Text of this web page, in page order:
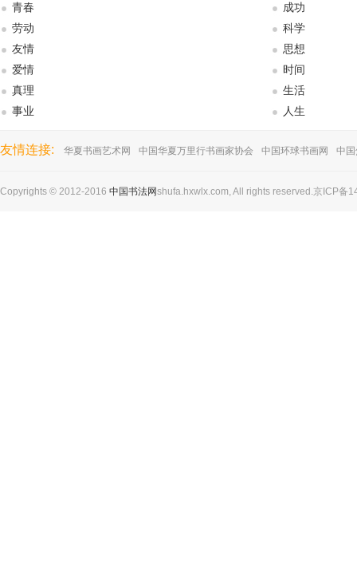
青春
成功
劳动
科学
友情
思想
爱情
时间
真理
生活
事业
人生
友情连接: 华夏书画艺术网 中国华夏万里行书画家协会 中国环球书画网 中
Copyrights © 2012-2016 中国书法网shufa.hxwlx.com, All rights reserved.京ICP备